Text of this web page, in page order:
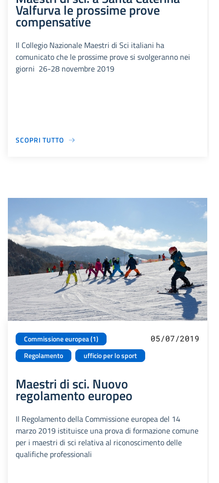
Valfurva le prossime prove
compensative
Il Collegio Nazionale Maestri di Sci italiani ha
comunicato che le prossime prove si svolgeranno nei
giorni 26-28 novembre 2019
SCOPRI TUTTO
Commissione europea (1)
Regolamento
ufficio per lo sport
05/07/2019
Maestri di sci. Nuovo
regolamento europeo
Il Regolamento della Commissione europea del 14
marzo 2019 istituisce una prova di formazione comune
per i maestri di sci relativa al riconoscimento delle
qualifiche professionali